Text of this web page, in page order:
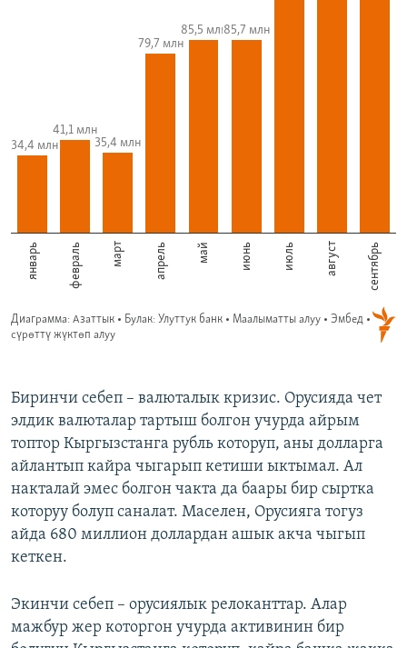
Биринчи себеп – валюталык кризис. Орусияда чет
элдик валюталар тартыш болгон учурда айрым
топтор Кыргызстанга рубль которуп, аны долларга
айлантып кайра чыгарып кетиши ыктымал. Ал
накталай эмес болгон чакта да баары бир сыртка
которуу болуп саналат. Маселен, Орусияга тогуз
айда 680 миллион доллардан ашык акча чыгып
кеткен.
Экинчи себеп – орусиялык релоканттар. Алар
мажбур жер которгон учурда активинин бир